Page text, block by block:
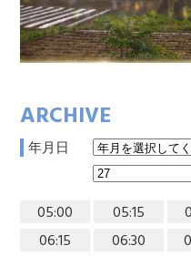
ARCHIVE
年月日
05:00 05:15
06:15
06:30